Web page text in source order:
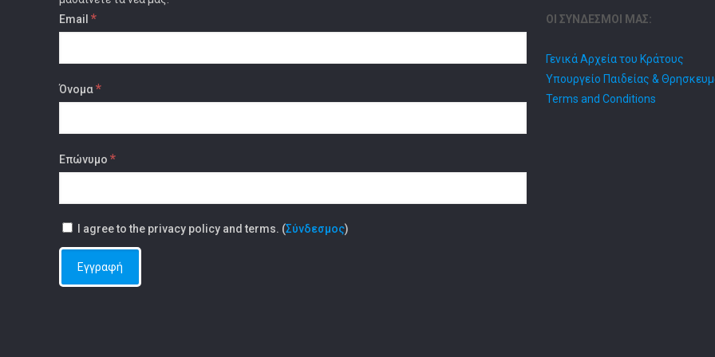
Email *
Όνομα*
Επώνυμο *
I agree to the privacy policy and terms. (Σύνδεσμος)
ΟΙ ΣΥΝΔΕΣΜΟΙ ΜΑΣ:
Γενικά Αρχεία του Κράτους
Υπουργείο Παιδείας &
Terms and Conditions